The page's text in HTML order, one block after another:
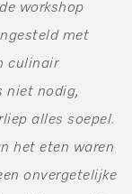
workshop
met
culinair
niet nodig,
alles soepel.
het eten waren
onvergetelijke